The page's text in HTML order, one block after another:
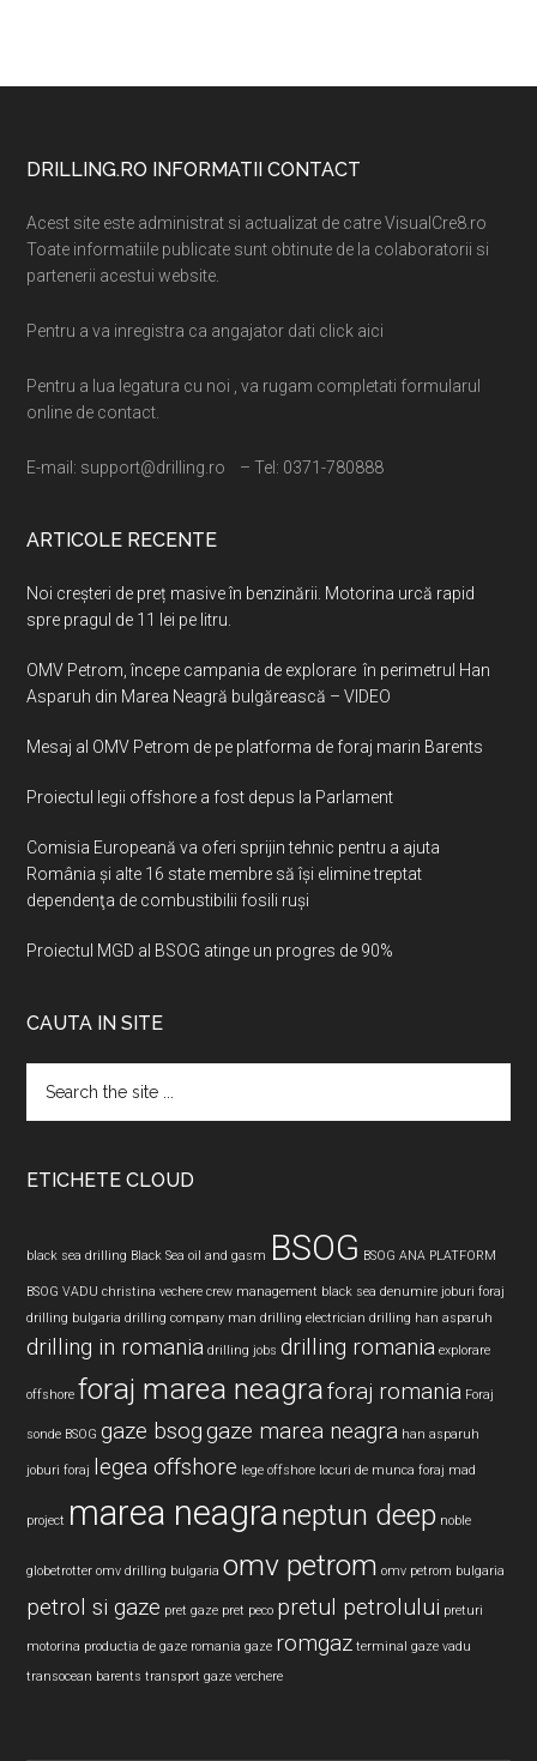
Footer
DRILLING.RO INFORMATII CONTACT
Acest site este administrat si actualizat de catre VisualCre8.ro
Toate informatiile publicate sunt obtinute de la colaboratorii si
partenerii acestui website.
Pentru a va inregistra ca angajator dati click aici
Pentru a lua legatura cu noi , va rugam completati formularul
online de contact.
E-mail: support@drilling.ro – Tel: 0371-780888
ARTICOLE RECENTE
Noi creșteri de preț masive în benzinării. Motorina urcă rapid
spre pragul de 11 lei pe litru.
OMV Petrom, începe campania de explorare în perimetrul Han
Asparuh din Marea Neagră bulgărească – VIDEO
Mesaj al OMV Petrom de pe platforma de foraj marin Barents
Proiectul legii offshore a fost depus la Parlament
Comisia Europeană va oferi sprijin tehnic pentru a ajuta
România şi alte 16 state membre să îşi elimine treptat
dependenţa de combustibilii fosili ruşi
Proiectul MGD al BSOG atinge un progres de 90%
CAUTA IN SITE
the
ETICHETE CLOUD
black sea drilling Black Sea oil and gasm BSOG BSOG ANA PLATFORM
BSOG VADU christina vechere crew management black sea denumire joburi foraj
drilling bulgaria drilling company man drilling electrician drilling han asparuh
drilling in romania drilling jobs drilling romania explorare
offshore foraj marea neagraforaj romania Foraj
sonde BSOG gaze bsoggaze marea neagra han asparuh
joburi foraj legea offshore lege offshore locuri de munca foraj mad
project marea neagraneptun deep noble
globetrotter omv drilling bulgaria omv petrom omv petrom bulgaria
petrol si gaze pret gaze pret peco pretul petrolului preturi
motorina productia de gaze romania gaze romgaz terminal gaze vadu
transocean barents transport gaze verchere